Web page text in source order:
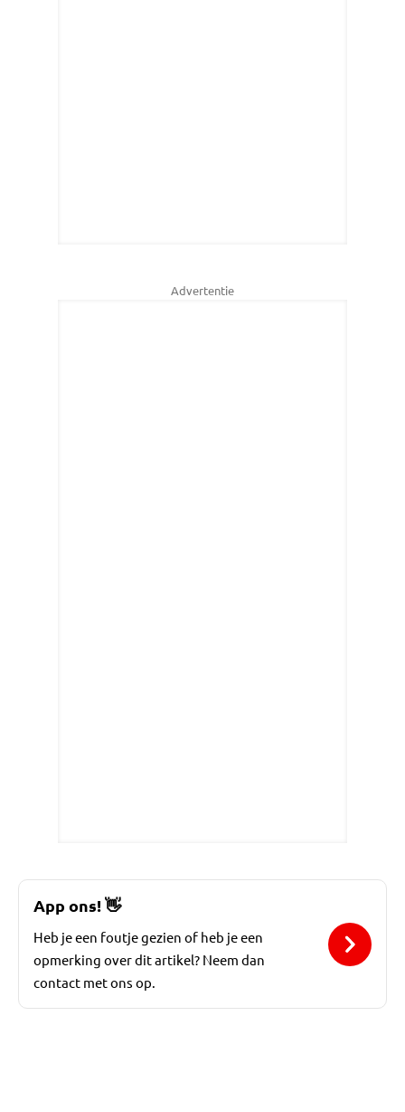
Advertentie
App ons!👋
Heb je een foutje gezien of heb je een
opmerking over dit artikel? Neem dan
contact met ons op.